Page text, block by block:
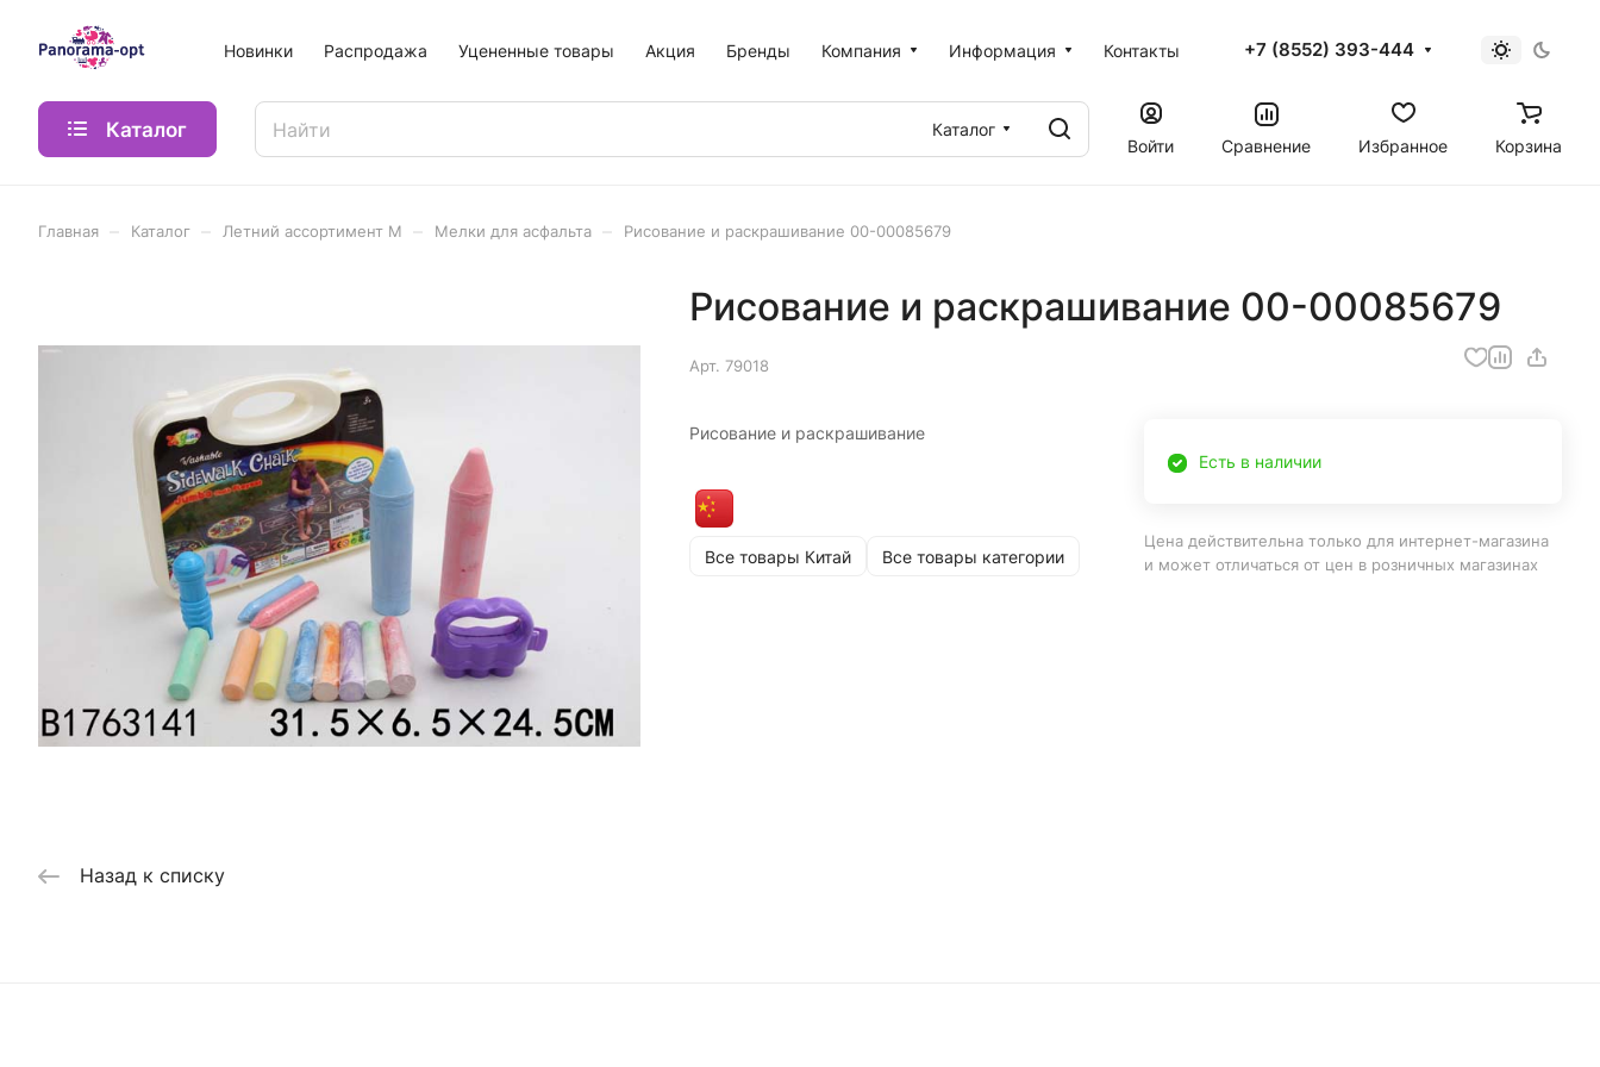
Новинки Распродажа Уцененные товары Акция Бренды Компания Информация Контакты +7 (8552) 393-444
Каталог
Каталог
Войти
Сравнение Избранное Корзина
Главная Каталог Летний ассортимент М Мелки для асфальта Рисование и раскрашивание 00-00085679
Рисование и раскрашивание 00-00085679
Арт. 79018
Рисование и раскрашивание
Все товары Китай Все товары категории
Есть в наличии
Цена действительна только для интернет-магазина
и может отличаться от цен в розничных магазинах
Назад к списку